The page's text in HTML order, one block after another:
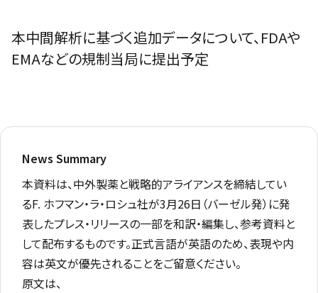
本中間解析に基づく追加データについて、FDAや
EMAなどの規制当局に提出予定
News Summary
本資料は、中外製薬と戦略的アライアンスを締結してい
るF. ホフマン・ラ・ロシュ社が3月26日（バーゼル発）に発
表したプレス・リリースの一部を和訳・編集し、参考資料と
して配布するものです。正式言語が英語のため、表現や内
容は英文が優先されることをご留意ください。
原文は、